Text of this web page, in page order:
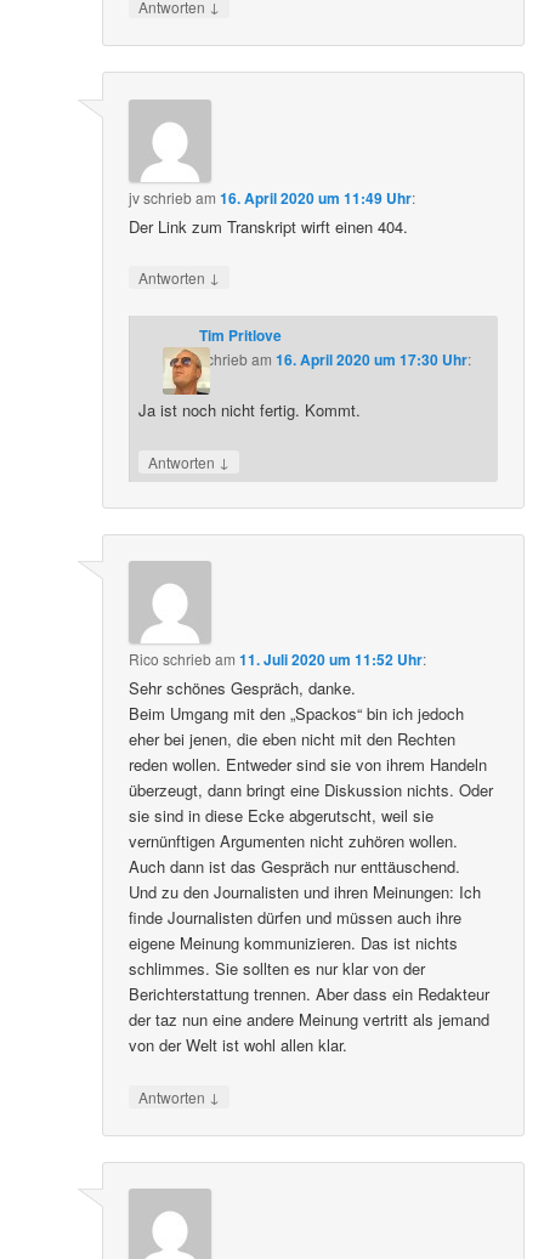
Antworten ↓
jvschriebam16. April 2020 um 11:49 Uhr:
Der Link zum Transkript wirft einen 404.
Antworten ↓
Tim Pritlove
schriebam 16. April 2020 um 17:30 Uhr:
Ja ist noch nicht fertig. Kommt.
Antworten ↓
Rico schriebam11. Juli 2020 um 11:52 Uhr:
Sehr schönes Gespräch, danke.
Beim Umgang mit den „Spackos“ bin ich jedoch
eher bei jenen, die eben nicht mit den Rechten
reden wollen. Entweder sind sie von ihrem Handeln
überzeugt, dann bringt eine Diskussion nichts. Oder
sie sind in diese Ecke abgerutscht, weil sie
vernünftigen Argumenten nicht zuhören wollen.
Auch dann ist das Gespräch nur enttäuschend.
Und zu den Journalisten und ihren Meinungen: Ich
finde Journalisten dürfen und müssen auch ihre
eigene Meinung kommunizieren. Das ist nichts
schlimmes. Sie sollten es nur klar von der
Berichterstattung trennen. Aber dass ein Redakteur
der taz nun eine andere Meinung vertritt als jemand
von der Welt ist wohl allen klar.
Antworten ↓